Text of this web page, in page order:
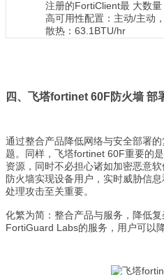
注册的FortiClient最 大数
高可用性配置：主动/主动
散热：63.1BTU/hr
四、飞塔fortinet 60F防火墙 部
通过整合产品降低网络与安全部署
题。同样，飞塔fortinet 60F重要的
资源，同时不必担心诸如加密恶意
防火墙实现设备用户，实时威胁信
处理攻击至关重要。
化繁为简：整合产品与服务，降低
FortiGuard Labs的服务，用户可以